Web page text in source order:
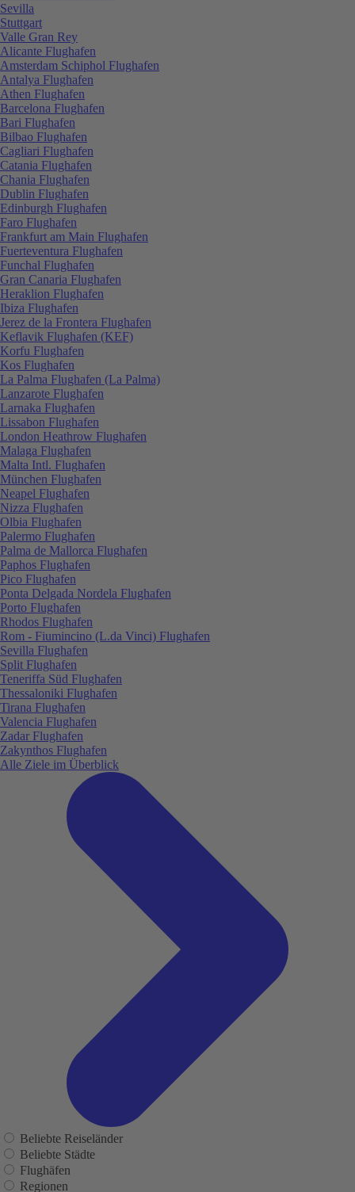
Sevilla
Stuttgart
Valle Gran Rey
Alicante Flughafen
Amsterdam Schiphol Flughafen
Antalya Flughafen
Athen Flughafen
Barcelona Flughafen
Bari Flughafen
Bilbao Flughafen
Cagliari Flughafen
Catania Flughafen
Chania Flughafen
Dublin Flughafen
Edinburgh Flughafen
Faro Flughafen
Frankfurt am Main Flughafen
Fuerteventura Flughafen
Funchal Flughafen
Gran Canaria Flughafen
Heraklion Flughafen
Ibiza Flughafen
Jerez de la Frontera Flughafen
Keflavik Flughafen (KEF)
Korfu Flughafen
Kos Flughafen
La Palma Flughafen (La Palma)
Lanzarote Flughafen
Larnaka Flughafen
Lissabon Flughafen
London Heathrow Flughafen
Malaga Flughafen
Malta Intl. Flughafen
München Flughafen
Neapel Flughafen
Nizza Flughafen
Olbia Flughafen
Palermo Flughafen
Palma de Mallorca Flughafen
Paphos Flughafen
Pico Flughafen
Ponta Delgada Nordela Flughafen
Porto Flughafen
Rhodos Flughafen
Rom - Fiumincino (L.da Vinci) Flughafen
Sevilla Flughafen
Split Flughafen
Teneriffa Süd Flughafen
Thessaloniki Flughafen
Tirana Flughafen
Valencia Flughafen
Zadar Flughafen
Zakynthos Flughafen
Alle Ziele im Überblick
Beliebte Reiseländer
Beliebte Städte
Flughäfen
Regionen